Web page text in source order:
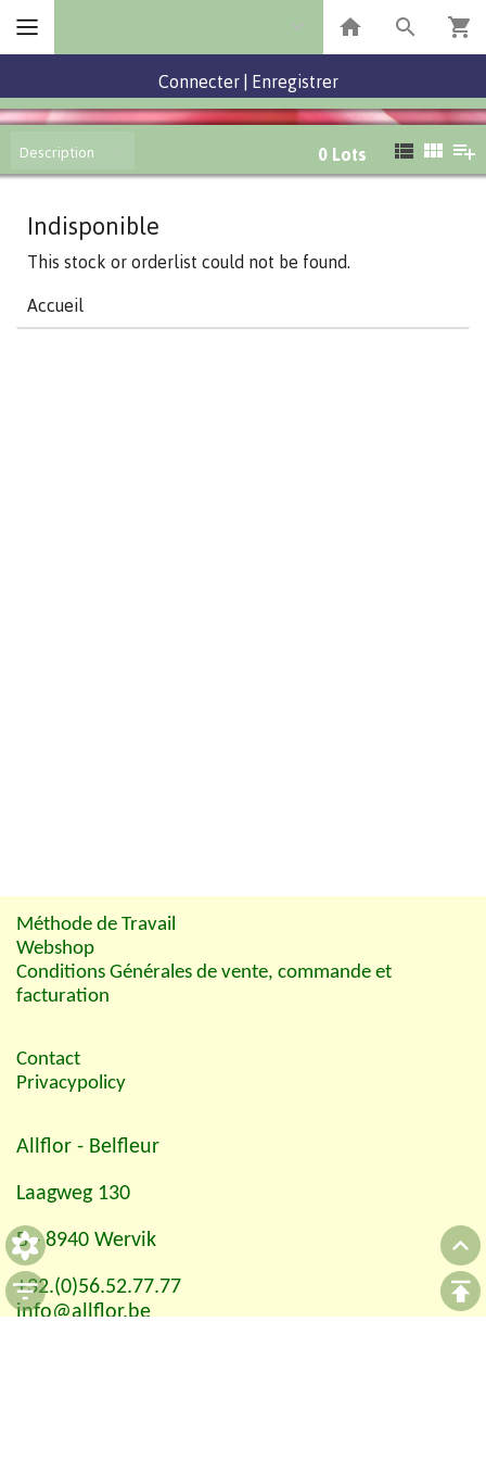
Connecter Enregistrer
Description 0 Lots
Indisponible
This stock or orderlist could not be found.
Accueil
Méthode de Travail
Webshop
Conditions Générales de vente, commande et
facturation
Contact
Privacypolicy
Allflor - Belfleur
Laagweg 130
B - 8940 Wervik
+32.(0)56.52.77.77
info@allflor.be